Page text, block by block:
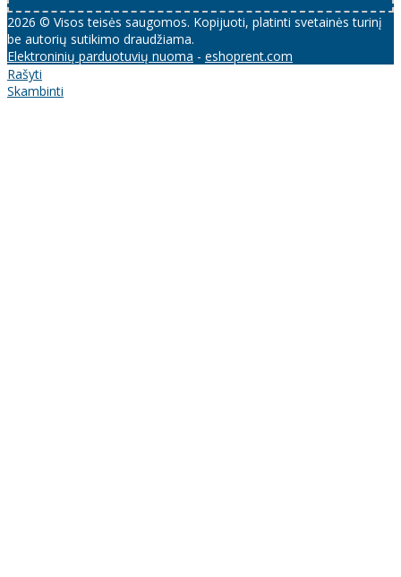
2026 © Visos teisės saugomos. Kopijuoti, platinti svetainės turinį
be autorių sutikimo draudžiama.
Elektroninių parduotuvių nuoma - eshoprent.com
Rašyti
Skambinti